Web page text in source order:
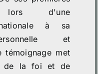
lors d'une
à sa
et
témoignage met
de la foi et de